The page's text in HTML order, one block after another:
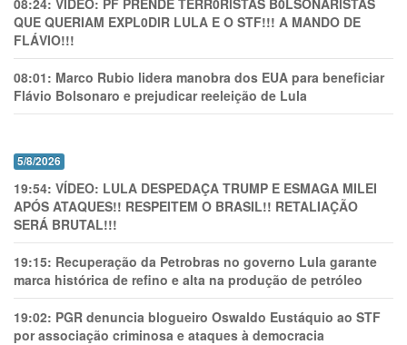
QUE QUERIAM EXPL0DlR LULA E O STF!!! A MANDO DE
FLÁVIO!!!
08:01: Marco Rubio lidera manobra dos EUA para beneficiar
Flávio Bolsonaro e prejudicar reeleição de Lula
5/8/2026
19:54: VÍDEO: LULA DESPEDAÇA TRUMP E ESMAGA MILEI
APÓS ATAQUES!! RESPEITEM O BRASIL!! RETALIAÇÃO
SERÁ BRUTAL!!!
19:15: Recuperação da Petrobras no governo Lula garante
marca histórica de refino e alta na produção de petróleo
19:02: PGR denuncia blogueiro Oswaldo Eustáquio ao STF
por associação criminosa e ataques à democracia